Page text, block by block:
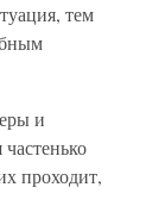
тем
и
проходит,